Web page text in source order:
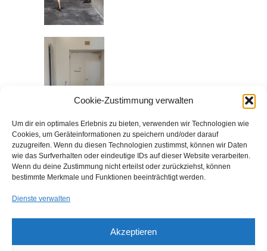
Cookie-Zustimmung verwalten
Um dir ein optimales Erlebnis zu bieten, verwenden wir Technologien wie
Cookies, um Geräteinformationen zu speichern und/oder darauf
zuzugreifen. Wenn du diesen Technologien zustimmst, können wir Daten
wie das Surfverhalten oder eindeutige IDs auf dieser Website verarbeiten.
Wenn du deine Zustimmung nicht erteilst oder zurückziehst, können
bestimmte Merkmale und Funktionen beeinträchtigt werden.
Dienste verwalten
Akzeptieren